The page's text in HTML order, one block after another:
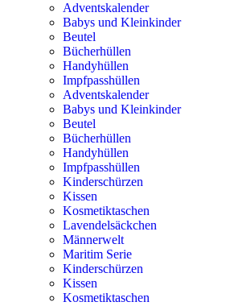
Adventskalender
Babys und Kleinkinder
Beutel
Bücherhüllen
Handyhüllen
Impfpasshüllen
Adventskalender
Babys und Kleinkinder
Beutel
Bücherhüllen
Handyhüllen
Impfpasshüllen
Kinderschürzen
Kissen
Kosmetiktaschen
Lavendelsäckchen
Männerwelt
Maritim Serie
Kinderschürzen
Kissen
Kosmetiktaschen